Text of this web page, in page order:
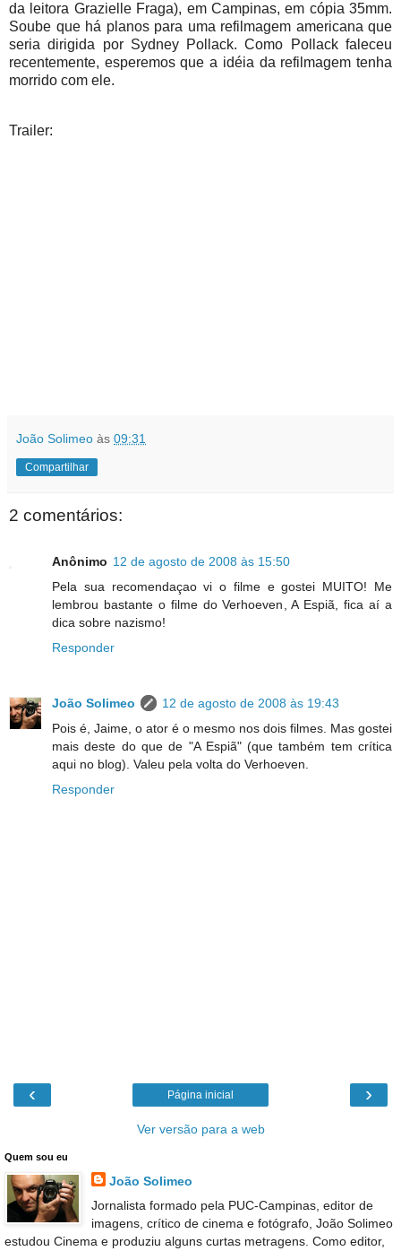
da leitora Grazielle Fraga), em Campinas, em cópia 35mm.
Soube que há planos para uma refilmagem americana que
seria dirigida por Sydney Pollack. Como Pollack faleceu
recentemente, esperemos que a idéia da refilmagem tenha
morrido com ele.
Trailer:
João Solimeo às 09:31
Compartilhar
2 comentários:
Anônimo 12 de agosto de 2008 às 15:50
Pela sua recomendaçao vi o filme e gostei MUITO! Me
lembrou bastante o filme do Verhoeven, A Espiã, fica aí a
dica sobre nazismo!
Responder
João Solimeo
12 de agosto de 2008 às 19:43
Pois é, Jaime, o ator é o mesmo nos dois filmes. Mas gostei
mais deste do que de "A Espiã" (que também tem crítica
aqui no blog). Valeu pela volta do Verhoeven.
Responder
‹ ›
Página inicial
Ver versão para a web
Quem sou eu
João Solimeo
Jornalista formado pela PUC-Campinas, editor de
imagens, crítico de cinema e fotógrafo, João Solimeo
estudou Cinema e produziu alguns curtas metragens. Como editor,